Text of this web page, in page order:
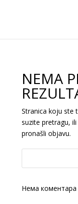
NEMA
Stranica koju ste
suzite pretragu,
pronašli objavu.
Нема коментара